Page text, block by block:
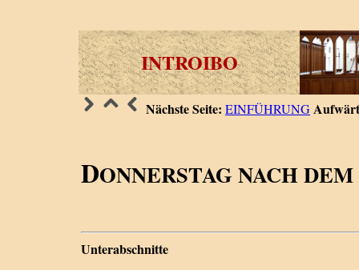
INTROIBO
Nächste Seite: EINFÜHRUNG
DONNERSTAG NACH
Unterabschnitte